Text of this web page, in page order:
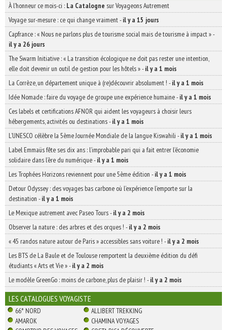
À l'honneur ce mois-ci : La Catalogne sur Voyageons Autrement
Voyage sur-mesure : ce qui change vraiment-il y a 15 jours
Capfrance : « Nous ne parlons plus de tourisme social mais de tourisme à impact »-
il y a 26 jours
The Swarm Initiative : « La transition écologique ne doit pas rester une intention,
elle doit devenir un outil de gestion pour les hôtels »-il y a 1 mois
La Corrèze, un département unique à (re)découvrir absolument ! -il y a 1 mois
Idée Nomade : faire du voyage de groupe une expérience humaine-il y a 1 mois
Ces labels et certifications AFNOR qui aident les voyageurs à choisir leurs
hébergements, activités ou destinations-il y a 1 mois
L’UNESCO célèbre la 5ème Journée Mondiale de la langue Kiswahili -il y a 1 mois
Label Emmaüs fête ses dix ans : l’improbable pari qui a fait entrer l’économie
solidaire dans l’ère du numérique-il y a 1 mois
Les Trophées Horizons reviennent pour une 5ème édition -il y a 1 mois
Detour Odyssey : des voyages bas carbone où l’expérience l’emporte sur la
destination -il y a 1 mois
Le Mexique autrement avec Paseo Tours-il y a 2 mois
Observer la nature : des arbres et des orques ! -il y a 2 mois
« 45 randos nature autour de Paris » accessibles sans voiture ! -il y a 2 mois
Les BTS de La Baule et de Toulouse remportent la deuxième édition du défi
étudiants « Arts et Vie »-il y a 2 mois
Le modèle GreenGo : moins de carbone, plus de plaisir ! -il y a 2 mois
LES CATALOGUES VOYAGISTE
66° NORD
ALLIBERT TREKKING
AMAROK
CHAMINA VOYAGES